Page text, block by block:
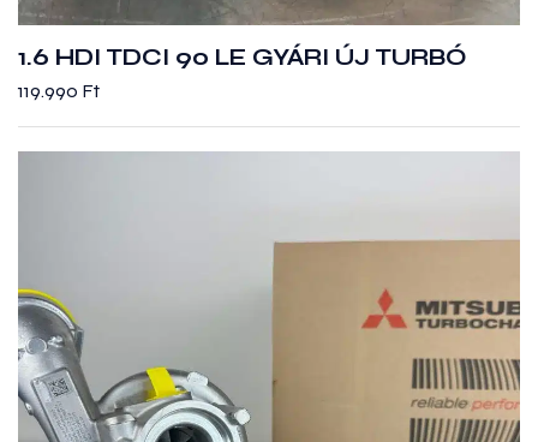
1.6 HDI TDCI 90 LE GYÁRI ÚJ TURBÓ
119.990 Ft